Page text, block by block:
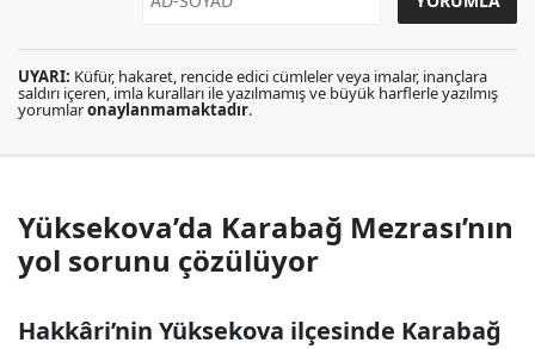
UYARI: Küfür, hakaret, rencide edici cümleler veya imalar, inançlara
saldırı içeren, imla kuralları ile yazılmamış ve büyük harflerle yazılmış
yorumlaronaylanmamaktadır.
Yüksekova’da Karabağ Mezrası’nın
yol sorunu çözülüyor
Hakkâri’nin Yüksekova ilçesinde Karabağ